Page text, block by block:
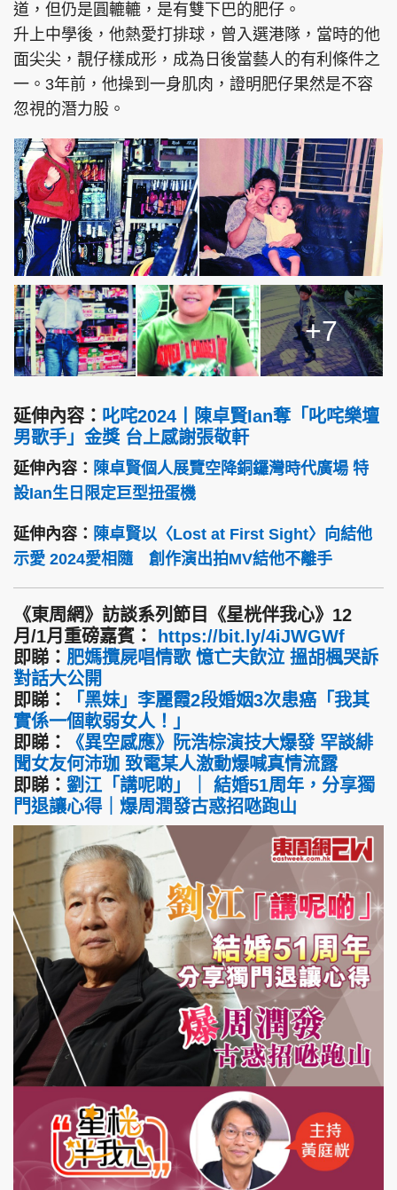
©Eastweek.com.hk. All rights reserved.
道，但仍是圓轆轆，是有雙下巴的肥仔。
升上中學後，他熱愛打排球，曾入選港隊，當時的他
面尖尖，靚仔樣成形，成為日後當藝人的有利條件之
一。3年前，他操到一身肌肉，證明肥仔果然是不容
忽視的潛力股。
+7
延伸內容： 叱咤2024丨陳卓賢Ian奪「叱咤樂壇
男歌手」金獎 台上感謝張敬軒
延伸內容： 陳卓賢個人展覽空降銅鑼灣時代廣場 特
設Ian生日限定巨型扭蛋機
延伸內容： 陳卓賢以〈Lost at First Sight〉向結他
示愛 2024愛相隨 創作演出拍MV結他不離手
《東周網》訪談系列節目《星桄伴我心》12
月/1月重磅嘉賓：
https://bit.ly/4iJWGWf
即睇： 肥媽攬屍唱情歌 憶亡夫飲泣 搵胡楓哭訴
對話大公開
即睇：
「黑妹」李麗霞2段婚姻3次患癌「我其
實係一個軟弱女人！」
即睇：
《異空感應》阮浩棕演技大爆發 罕談緋
聞女友何沛珈 致電某人激動爆喊真情流露
即睇： 劉江「講呢啲」｜ 結婚51周年，分享獨
門退讓心得｜爆周潤發古惑招𠱁跑山